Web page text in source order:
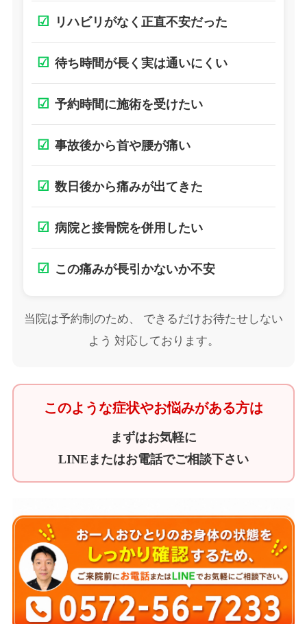
☑ リハビリがなく正直不安だった
☑ 待ち時間が長く実は通いにくい
☑ 予約時間に施術を受けたい
☑ 事故後から首や腰が痛い
☑ 数日後から痛みが出てきた
☑ 病院と接骨院を併用したい
☑ この痛みが長引かないか不安
当院は予約制のため、 できるだけお待たせしない
よう 対応しております。
このような症状やお悩みがある方は
まずはお気軽に
LINEまたはお電話でご相談下さい